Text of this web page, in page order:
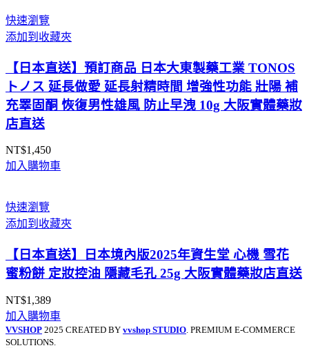
快速瀏覽
添加到收藏夾
【日本直送】預訂商品 日本大東製藥工業 TONOS
トノス 延長做愛 延長射精時間 增強性功能 壯陽 補
充睪固酮 恢復男性雄風 防止早洩 10g 大阪實體藥妝
店直送
NT$1,450
加入購物車
快速瀏覽
添加到收藏夾
【日本直送】日本境內版2025年資生堂 心機 雪花
蜜粉餅 定妝控油 隱藏毛孔 25g 大阪實體藥妝店直送
NT$1,389
加入購物車
VVSHOP 2025 CREATED BY vvshop STUDIO . PREMIUM E-COMMERCE
SOLUTIONS.